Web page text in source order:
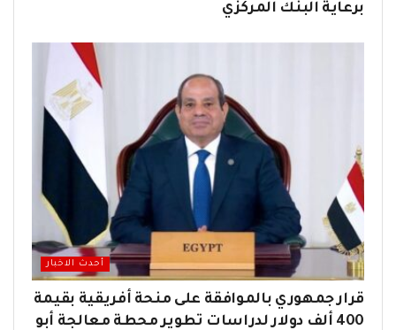
برعاية البنك المركزي
أحدث الاخبار
قرار جمهوري بالموافقة على منحة أفريقية بقيمة
400 ألف دولار لدراسات تطوير محطة معالجة أبو